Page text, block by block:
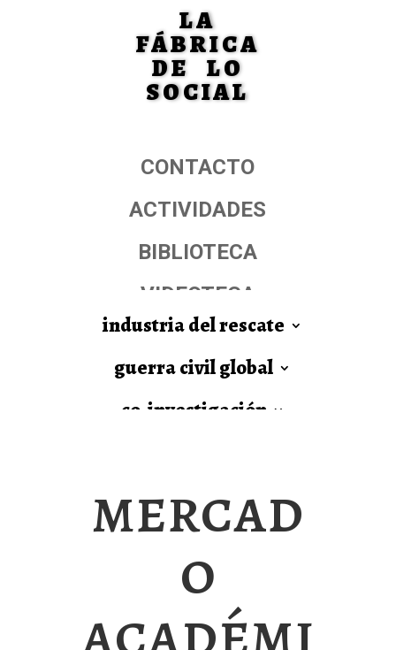
LA
FÁBRICA
DE LO
SOCIAL
CONTACTO
ACTIVIDADES
BIBLIOTECA
VIDEOTECA
industria del rescate
guerra civil global
co-investigación
mercad
o